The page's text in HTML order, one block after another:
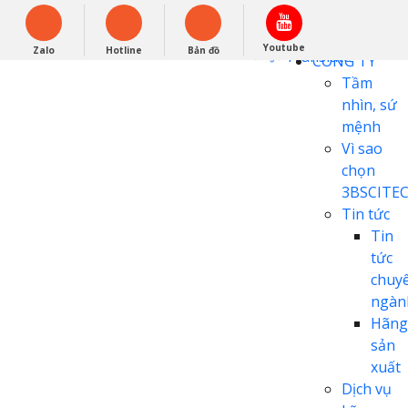
Powered by
Translate
English
0948279988
CÔNG TY
Tầm
nhìn, sứ
mệnh
Vì sao
chọn
Tin tức
Tin
tức
Hãng
sản
xuất
Dịch vụ
Zalo Hotline Bản đồ Youtube